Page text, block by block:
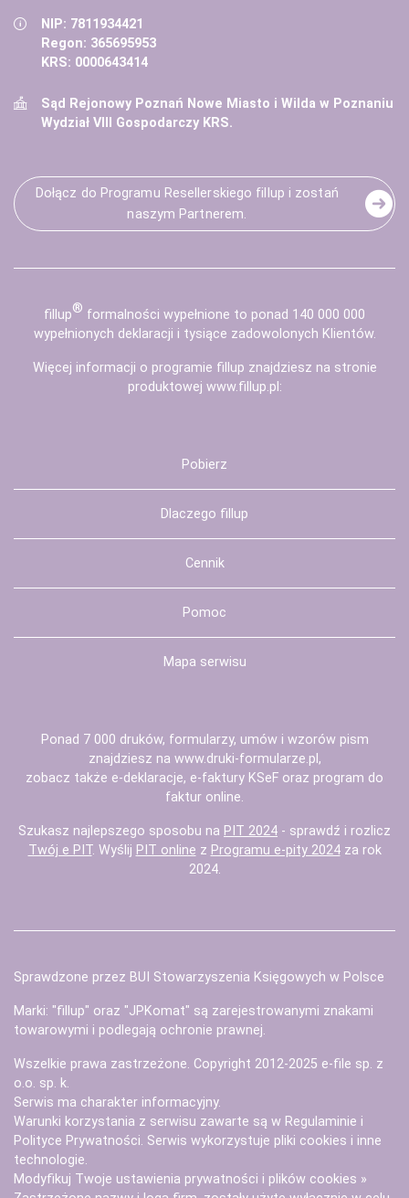
NIP: 7811934421
Regon: 365695953
KRS: 0000643414
Sąd Rejonowy Poznań Nowe Miasto i Wilda w Poznaniu
Wydział VIII Gospodarczy KRS.
Dołącz do Programu Resellerskiego fillup i zostań
naszym Partnerem.
fill up® formalności wypełnione to ponad 140 000 000
wypełnionych deklaracji i tysiące zadowolonych Klientów.
Więcej informacji o programie fillup znajdziesz na stronie
produktowej www.fillup.pl :
Pobierz
Dlaczego fillup
Cennik
Pomoc
Mapa serwisu
Ponad 7 000 druków, formularzy, umów i wzorów pism
znajdziesz na www.druki-formularze.pl ,
zobacz także e-deklaracje, e-faktury KSeF oraz program do
faktur online.
Szukasz najlepszego sposobu na PIT 2024 - sprawdź i rozlicz
Twój e PIT. Wyślij PIT online z Programu e-pity 2024za rok
2024.
Sprawdzone przez BUI Stowarzyszenia Księgowych w Polsce
Marki: "fillup" oraz "JPKomat" są zarejestrowanymi znakami
towarowymi i podlegają ochronie prawnej.
Wszelkie prawa zastrzeżone. Copyright 2012-2025 e-file sp. z
o.o. sp. k.
Serwis ma charakter informacyjny.
Warunki korzystania z serwisu zawarte są w Regulaminie i
Polityce Prywatności. Serwis wykorzystuje pliki cookies i inne
technologie.
Modyfikuj Twoje ustawienia prywatności i plików cookies »